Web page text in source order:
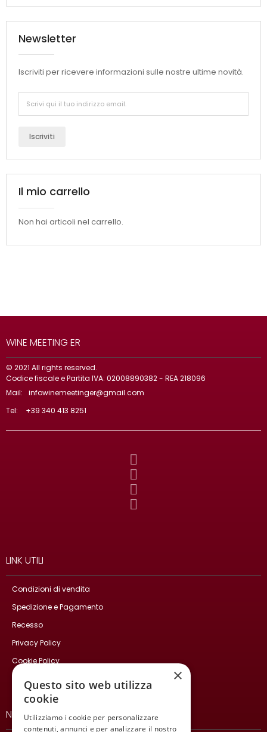
Newsletter
Iscriviti per ricevere informazioni sulle nostre ultime novità.
Iscriviti
Il mio carrello
Non hai articoli nel carrello.
WINE MEETING ER
© 2021 All rights reserved.
Codice fiscale e Partita IVA: 02008890382 - REA 218096
Mail:
infowinemeetinger@gmail.com
Tel:
+39 340 413 8251
LINK UTILI
Condizioni di vendita
Spedizione e Pagamento
Recesso
Privacy Policy
Cookie Policy
NEWSLETTER
×
Questo sito web utilizza
cookie
Utilizziamo i cookie per personalizzare
contenuti, annunci e per analizzare il nostro